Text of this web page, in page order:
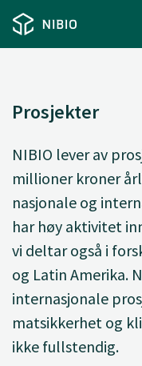
Prosjekter
NIBIO lever av
millioner kroner
nasjonale og
har høy aktivitet
vi deltar også i
og Latin Amerika.
internasjonale
matsikkerhet og
ikke fullstendig.